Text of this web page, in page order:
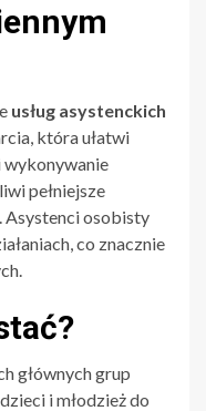
usług asystenckich
która ułatwi
wykonywanie
pełniejsze
Asystenci osobisty
co znacznie
głównych grup
i młodzież do